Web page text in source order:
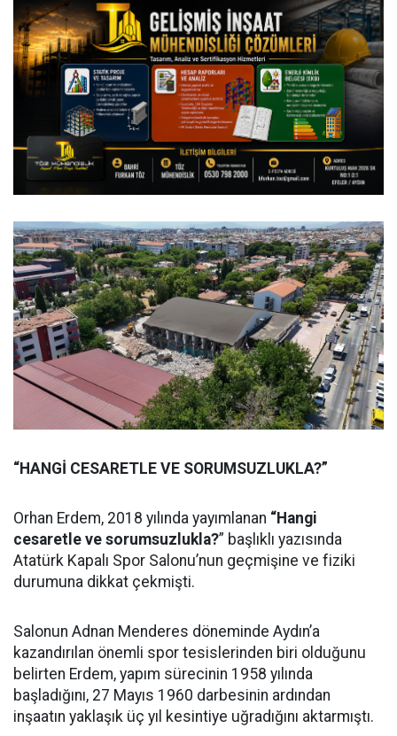
“HANGİ CESARETLE VE SORUMSUZLUKLA?”
Orhan Erdem, 2018 yılında yayımlanan “Hangi
cesaretle ve sorumsuzlukla?” başlıklı yazısında
Atatürk Kapalı Spor Salonu’nun geçmişine ve fiziki
durumuna dikkat çekmişti.
Salonun Adnan Menderes döneminde Aydın’a
kazandırılan önemli spor tesislerinden biri olduğunu
belirten Erdem, yapım sürecinin 1958 yılında
başladığını, 27 Mayıs 1960 darbesinin ardından
inşaatın yaklaşık üç yıl kesintiye uğradığını aktarmıştı.